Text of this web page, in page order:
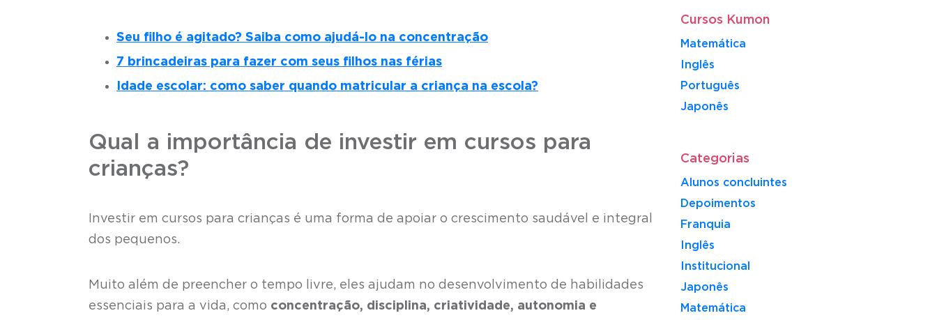
Seu filho é agitado? Saiba como ajudá-lo na concentração
7 brincadeiras para fazer com seus filhos nas férias
Idade escolar: como saber quando matricular a criança na escola?
Qual a importância de investir em cursos para
crianças?
Investir em cursos para crianças é uma forma de apoiar o crescimento saudável e integral
dos pequenos.
Muito além de preencher o tempo livre, eles ajudam no desenvolvimento de habilidades
essenciais para a vida, como concentração, disciplina, criatividade, autonomia e
Cursos Kumon
Matemática
Inglês
Português
​Japonês
Categorias
Alunos concluintes
Depoimentos
Franquia
Inglês
Institucional
Japonês
Matemática